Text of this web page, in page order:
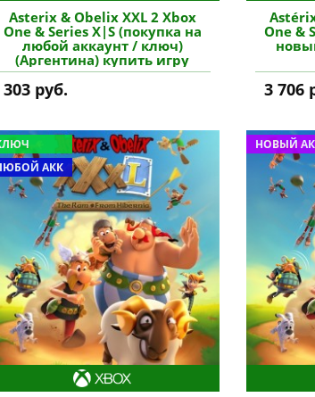
Asterix & Obelix XXL 2 Xbox
One & Series X|S (покупка на
любой аккаунт / ключ)
(Аргентина) купить игру
303 руб.
One &
3 706
АКК
НОВЫЙ